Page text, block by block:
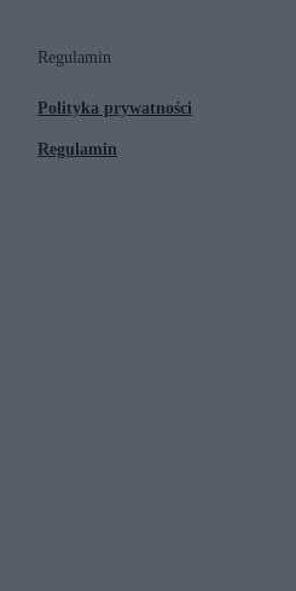
Regulamin
Polityka prywatności
Regulamin